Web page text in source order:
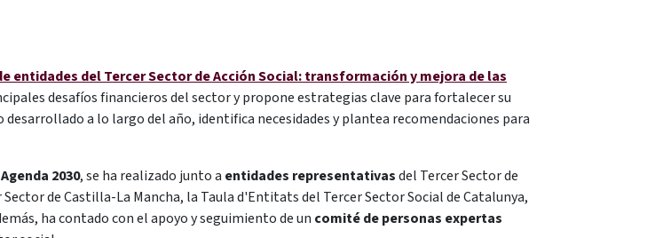
entidades del Tercer Sector de Acción Social: transformación y mejora de las
desafíos financieros del sector y propone estrategias clave para fortalecer su
a lo largo del año, identifica necesidades y plantea recomendaciones para
2030, se ha realizado junto a entidades representativasdel Tercer Sector de
de Castilla-La Mancha, la Taula d'Entitats del Tercer Sector Social de Catalunya,
ha contado con el apoyo y seguimiento de un comité de personas expertas